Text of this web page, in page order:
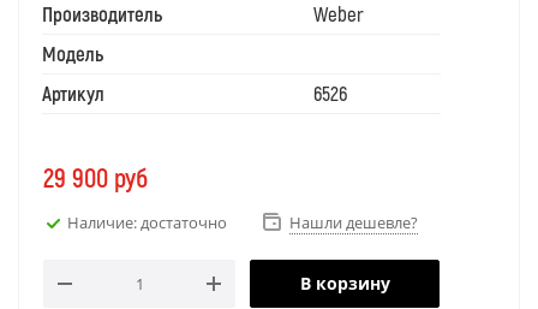
Производитель
Weber
Модель
Артикул
6526
29 900 руб
Наличие: достаточно Нашли дешевле?
В корзину